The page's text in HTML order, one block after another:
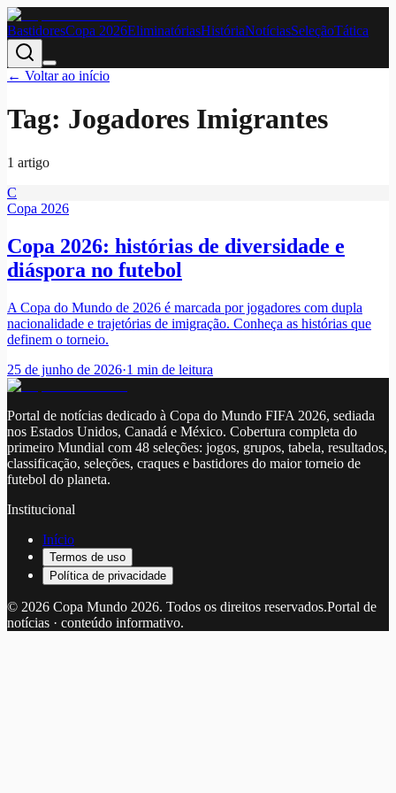
BastidoresCopa 2026EliminatóriasHistóriaNotíciasSeleçãoTática
← Voltar ao início
Tag: Jogadores Imigrantes
1 artigo
C
Copa 2026
Copa 2026: histórias de diversidade e
diáspora no futebol
A Copa do Mundo de 2026 é marcada por jogadores com dupla
nacionalidade e trajetórias de imigração. Conheça as histórias que
definem o torneio.
25 de junho de 2026·1 min de leitura
Portal de notícias dedicado à Copa do Mundo FIFA 2026, sediada
nos Estados Unidos, Canadá e México. Cobertura completa do
primeiro Mundial com 48 seleções: jogos, grupos, tabela, resultados,
classificação, seleções, craques e bastidores do maior torneio de
futebol do planeta.
Institucional
Início
Termos de uso
Política de privacidade
© 2026 Copa Mundo 2026. Todos os direitos reservados.Portal de
notícias · conteúdo informativo.